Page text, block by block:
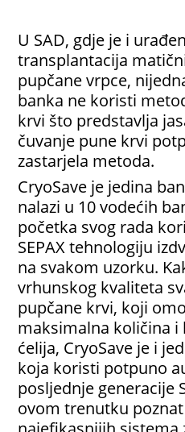
U SAD, gdje je i
transplantacija
pupčane vrpce,
banka ne koristi
krvi što predstavlja
čuvanje pune krvi
zastarjela metoda.
CryoSave je jedina
nalazi u 10 vodećih
početka svog rada
SEPAX tehnologiju
na svakom uzorku.
vrhunskog kvaliteta
pupčane krvi, koji
maksimalna količina
ćelija, CryoSave je i
koja koristi potpuno
posljednje generacije
ovom trenutku